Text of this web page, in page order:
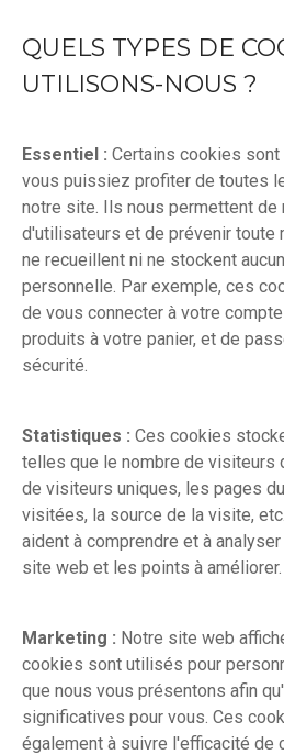
QUELS TYPES DE
UTILISONS-NOUS ?
Essentiel : Certains cookies
vous puissiez profiter de toutes
notre site. Ils nous permettent
d'utilisateurs et de prévenir toute
ne recueillent ni ne stockent
personnelle. Par exemple, ces
de vous connecter à votre
produits à votre panier, et de
sécurité.
Statistiques : Ces cookies
telles que le nombre de visiteurs
de visiteurs uniques, les pages
visitées, la source de la visite,
aident à comprendre et à
site web et les points à améliorer.
Marketing : Notre site web
cookies sont utilisés pour
que nous vous présentons afin
significatives pour vous. Ces
également à suivre l'efficacité de